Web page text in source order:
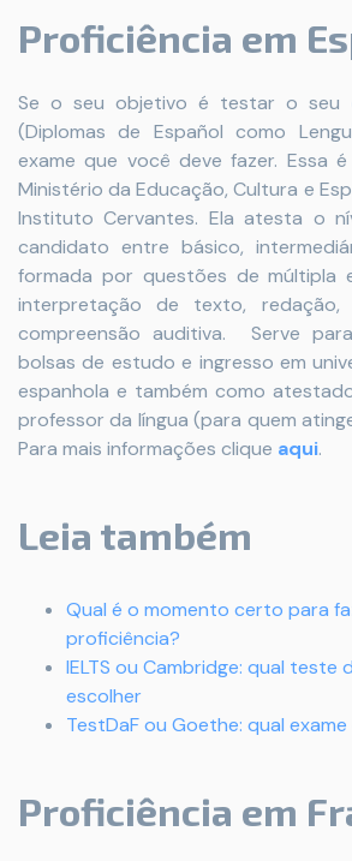
Proficiência em
Se o seu objetivo é testar o seu
(Diplomas de Español como
exame que você deve fazer. Essa
Ministério da Educação, Cultura e
Instituto Cervantes. Ela atesta o
candidato entre básico,
formada por questões de múltipla
interpretação de texto, redação,
compreensão auditiva. Serve
bolsas de estudo e ingresso em
espanhola e também como
professor da língua (para quem
Para mais informações clique aqui.
Leia também
Qual é o momento certo para
proficiência?
IELTS ou Cambridge: qual teste
escolher
TestDaF ou Goethe: qual
Proficiência em